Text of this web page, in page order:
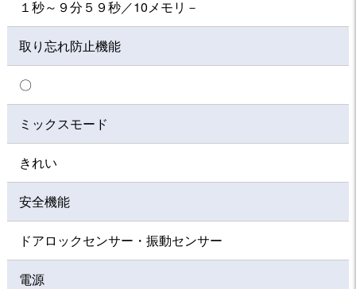
１秒～９分５９秒／10メモリ－
取り忘れ防止機能
〇
ミックスモード
きれい
安全機能
ドアロックセンサー・振動センサー
電源